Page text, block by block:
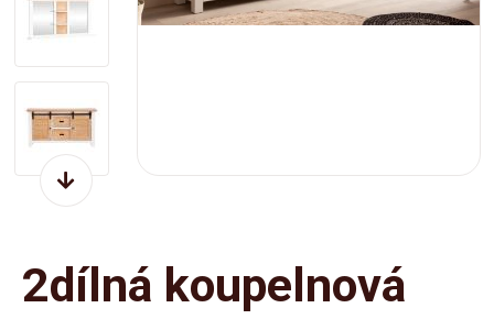
2dílná koupelnová